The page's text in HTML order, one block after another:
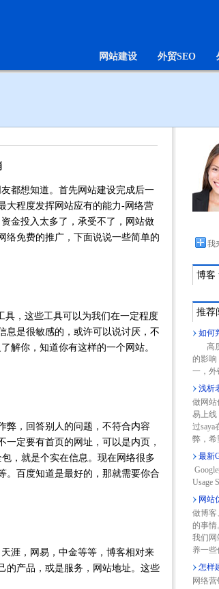
网站建设 外贸SEO
都想知道。首先网站建设完成后一
大程度发挥网站应有的能力-网络营
金投入太多了，承受不了，网站做
络免费的推广，下面说说一些简单的
，这些工具可以为我们在一定程度
息是很敏感的，或许可以说讨厌，不
解你，知道你有这样的一个网站。
，回答别人的问题，不符合内容
定要有首页的网址，可以是内页，
，就是个实在信息。现在网络很多
。百度知道是最好的，那就需要你合
涯，网易，中金等等，博客相对来
的产品，或是服务，网站地址。这些
我
博客
推荐
如何
高质
的影响
一，外
浅析
做网站
易上线
过
弊，希
最新
Usage
网站
做博客
的事情
我们网
养一
怎样
网络